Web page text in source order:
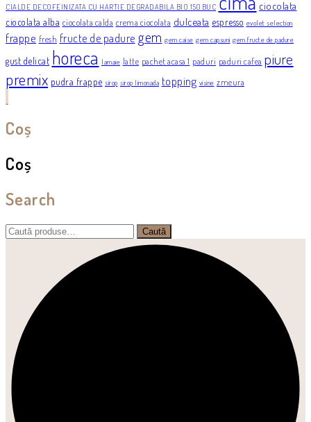
CIALDE DECOFEINIZATA CU HARTIE DEGRADABILA BIO 150 BUC ciocolata
ciocolata alba ciocolata calda crema ciocolata dulceata espresso evolet selection
frappe fresh fructe de padure gem gem caise gem capsuni gem fructe de padure
gust delicat horeca lamaie latte pachet acasa 1 paduri paduri cafea piure
premix pudra frappe sirop sirop limonada topping visine zmeura
Coș
Coș
Search
Caută
Caută